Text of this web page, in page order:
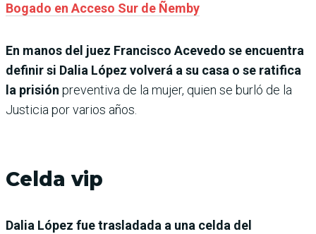
Bogado en Acceso Sur de Ñemby
En manos del juez Francisco Acevedo se encuentra
definir si Dalia López volverá a su casa o se ratifica
la prisión preventiva de la mujer, quien se burló de la
Justicia por varios años.
Celda vip
Dalia López fue trasladada a una celda del